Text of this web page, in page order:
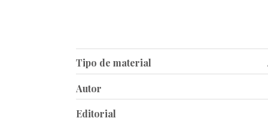
Tipo de material
Autor
Editorial